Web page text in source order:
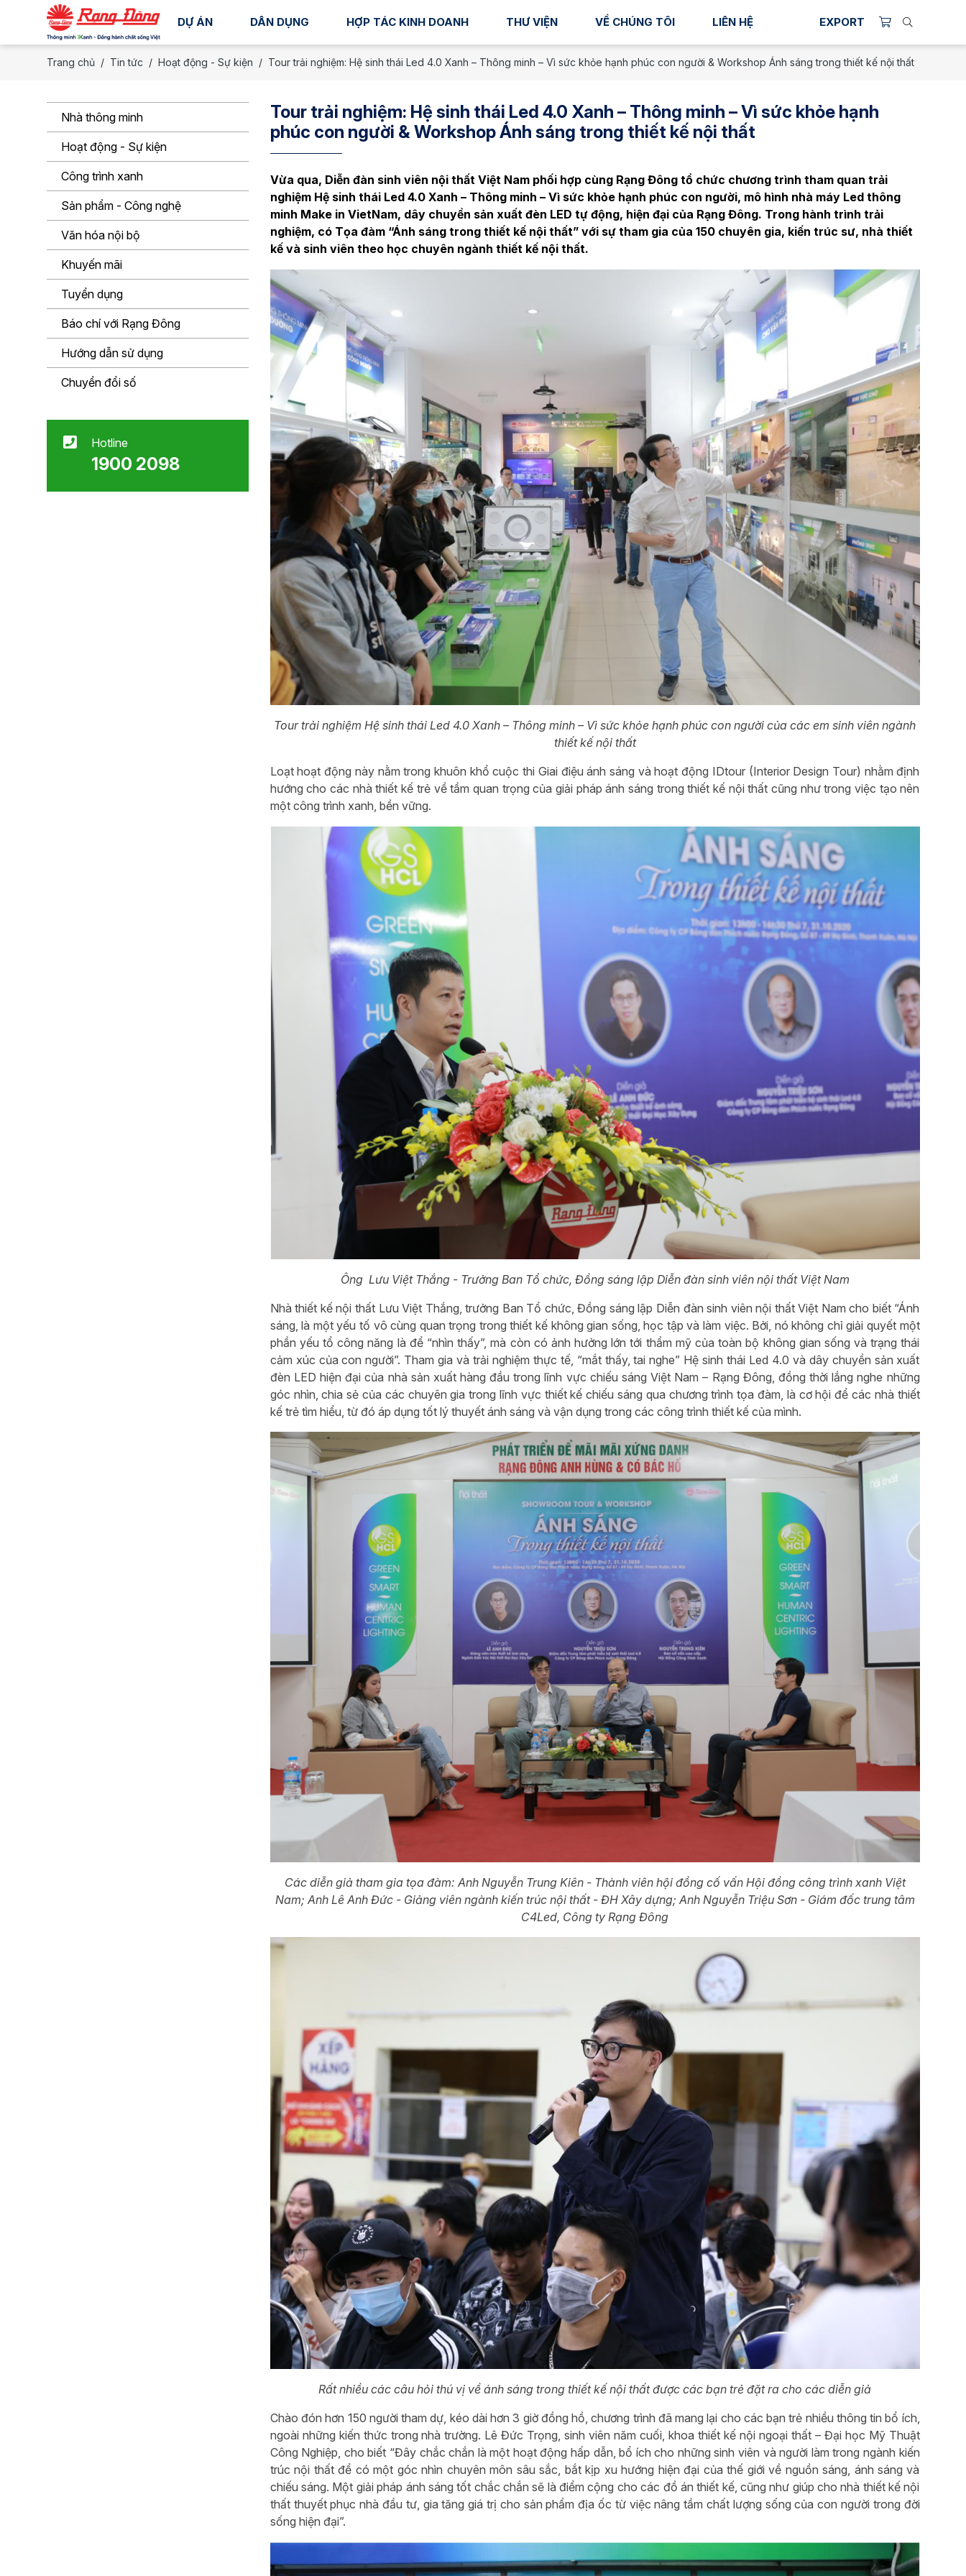
DỰ ÁN DÂN DỤNG HỢP TÁC KINH DOANH THƯ VIỆN VỀ CHÚNG TÔI LIÊN HỆ EXPORT
Trang chủ Tin tức Hoạt động - Sự kiện Tour trải nghiệm: Hệ sinh thái Led 4.0 Xanh – Thông minh – Vì sức khỏe hạnh phúc con người & Workshop Ánh sáng trong thiết kế nội thất
Tour trải nghiệm: Hệ sinh thái Led 4.0 Xanh – Thông minh – Vì sức khỏe hạnh
phúc con người & Workshop Ánh sáng trong thiết kế nội thất
Vừa qua, Diễn đàn sinh viên nội thất Việt Nam phối hợp cùng Rạng Đông tổ chức chương trình tham quan trải
nghiệm Hệ sinh thái Led 4.0 Xanh – Thông minh – Vì sức khỏe hạnh phúc con người, mô hình nhà máy Led thông
minh Make in VietNam, dây chuyền sản xuất đèn LED tự động, hiện đại của Rạng Đông. Trong hành trình trải
nghiệm, có Tọa đàm “Ánh sáng trong thiết kế nội thất” với sự tham gia của 150 chuyên gia, kiến trúc sư, nhà thiết
kế và sinh viên theo học chuyên ngành thiết kế nội thất.
Tour trải nghiệm Hệ sinh thái Led 4.0 Xanh – Thông minh – Vì sức khỏe hạnh phúc con người của các em sinh viên ngành
thiết kế nội thất
Loạt hoạt động này nằm trong khuôn khổ cuộc thi Giai điệu ánh sáng và hoạt động IDtour (Interior Design Tour) nhằm định
hướng cho các nhà thiết kế trẻ về tầm quan trọng của giải pháp ánh sáng trong thiết kế nội thất cũng như trong việc tạo nên
một công trình xanh, bền vững.
Ông Lưu Việt Thắng - Trưởng Ban Tổ chức, Đồng sáng lập Diễn đàn sinh viên nội thất Việt Nam
Nhà thiết kế nội thất Lưu Việt Thắng, trưởng Ban Tổ chức, Đồng sáng lập Diễn đàn sinh viên nội thất Việt Nam cho biết “Ánh
sáng, là một yếu tố vô cùng quan trọng trong thiết kế không gian sống, học tập và làm việc. Bởi, nó không chỉ giải quyết một
phần yếu tổ công năng là để “nhìn thấy”, mà còn có ảnh hưởng lớn tới thẩm mỹ của toàn bộ không gian sống và trạng thái
cảm xúc của con người”. Tham gia và trải nghiệm thực tế, “mắt thấy, tai nghe” Hệ sinh thái Led 4.0 và dây chuyền sản xuất
đèn LED hiện đại của nhà sản xuất hàng đầu trong lĩnh vực chiếu sáng Việt Nam – Rạng Đông, đồng thời lắng nghe những
góc nhìn, chia sẻ của các chuyên gia trong lĩnh vực thiết kế chiếu sáng qua chương trình tọa đàm, là cơ hội để các nhà thiết
kế trẻ tìm hiểu, từ đó áp dụng tốt lý thuyết ánh sáng và vận dụng trong các công trình thiết kế của mình.
Các diễn giả tham gia tọa đàm: Anh Nguyễn Trung Kiên - Thành viên hội đồng cố vấn Hội đồng công trình xanh Việt
Nam; Anh Lê Anh Đức - Giảng viên ngành kiến trúc nội thất - ĐH Xây dựng; Anh Nguyễn Triệu Sơn - Giám đốc trung tâm
C4Led, Công ty Rạng Đông
Rất nhiều các câu hỏi thú vị về ánh sáng trong thiết kế nội thất được các bạn trẻ đặt ra cho các diễn giả
Chào đón hơn 150 người tham dự, kéo dài hơn 3 giờ đồng hồ, chương trình đã mang lại cho các bạn trẻ nhiều thông tin bổ ích,
ngoài những kiến thức trong nhà trường. Lê Đức Trọng, sinh viên năm cuối, khoa thiết kế nội ngoại thất – Đại học Mỹ Thuật
Công Nghiệp, cho biết “Đây chắc chắn là một hoạt động hấp dẫn, bổ ích cho những sinh viên và người làm trong ngành kiến
trúc nội thất để có một góc nhìn chuyên môn sâu sắc, bắt kịp xu hướng hiện đại của thế giới về nguồn sáng, ánh sáng và
chiếu sáng. Một giải pháp ánh sáng tốt chắc chắn sẽ là điểm cộng cho các đồ án thiết kế, cũng như giúp cho nhà thiết kế nội
thất thuyết phục nhà đầu tư, gia tăng giá trị cho sản phẩm địa ốc từ việc nâng tầm chất lượng sống của con người trong đời
sống hiện đại”.
Nhà thông minh
Hoạt động - Sự kiện
Công trình xanh
Sản phẩm - Công nghệ
Văn hóa nội bộ
Khuyến mãi
Tuyển dụng
Báo chí với Rạng Đông
Hướng dẫn sử dụng
Chuyển đổi số
Hotline
1900 2098